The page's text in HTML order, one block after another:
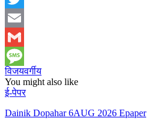
Twitter
Email
Gmail
Message
विजयवर्गीय
You might also like
ई-पेपर
Dainik Dopahar 6AUG 2026 Epaper